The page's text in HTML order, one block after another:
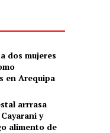
dos mujeres
en Arequipa
arrrasa
y
alimento de